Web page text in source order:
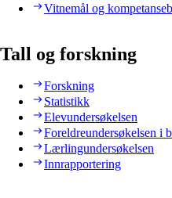
Vitnemål og
Tall og forskning
Forskning
Statistikk
Elevundersøkelsen
Foreldreundersøkelsen i
Lærlingundersøkelsen
Innrapportering